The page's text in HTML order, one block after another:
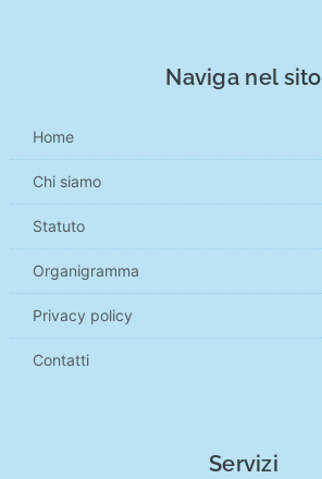
Naviga nel sito
Home
Chi siamo
Statuto
Organigramma
Privacy policy
Contatti
Servizi